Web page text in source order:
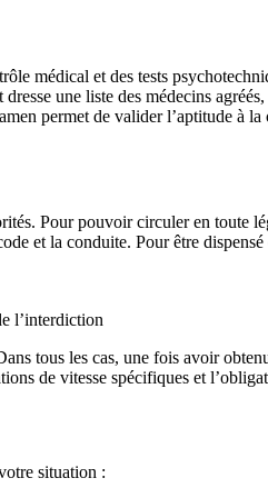
médical et des tests
une liste des médecins
permet de valider l’aptitude à
Pour pouvoir circuler en
et la conduite. Pour être
l’interdiction
tous les cas, une fois avoir
de vitesse spécifiques et
situation :